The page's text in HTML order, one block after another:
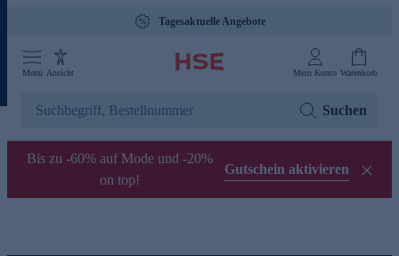
Tagesaktuelle Angebote
Menü Ansicht Mein Konto Warenkorb
Suchen
Bis zu -60% auf Mode und -20%
on top!
Gutschein aktivieren